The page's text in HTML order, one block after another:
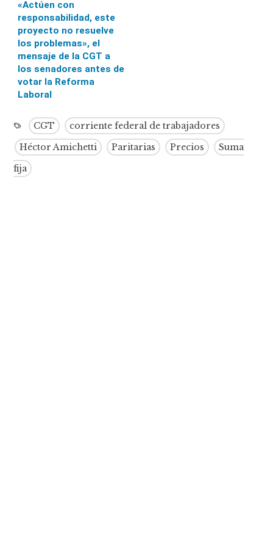
«Actúen con
responsabilidad, este
proyecto no resuelve
los problemas», el
mensaje de la CGT a
los senadores antes de
votar la Reforma
Laboral
CGT
corriente federal de trabajadores
Héctor Amichetti
Paritarias Precios
Suma
fija